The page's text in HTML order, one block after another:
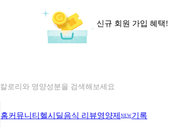
신규 회원 가입 혜택!
혈당 · 다이어트 음식 검색해보세요
홈커뮤니티 헬시딜음식 리뷰영양제 NEW기록